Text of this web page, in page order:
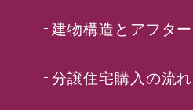
建物構造とアフタ
分譲住宅購入の流れ